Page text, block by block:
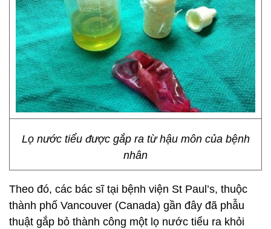
Lọ nước tiểu được gắp ra từ hậu môn của bệnh
nhân
Theo đó, các bác sĩ tại bệnh viện St Paul’s, thuộc
thành phố Vancouver (Canada) gần đây đã phẫu
thuật gắp bỏ thành công một lọ nước tiểu ra khỏi